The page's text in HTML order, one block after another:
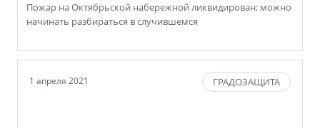
Пожар на Октябрьской набережной ликвидирован; можно
начинать разбираться в случившемся
1 апреля 2021 ГРАДОЗАЩИТА